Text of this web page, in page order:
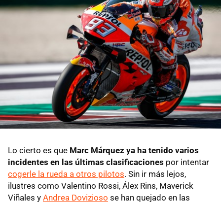
Lo cierto es que Marc Márquez ya ha tenido varios
incidentes en las últimas clasificaciones por intentar
cogerle la rueda a otros pilotos. Sin ir más lejos,
ilustres como Valentino Rossi, Álex Rins, Maverick
Viñales y Andrea Dovizioso se han quejado en las